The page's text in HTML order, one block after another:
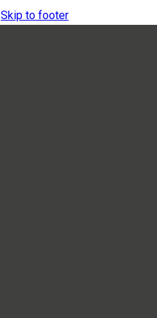
Skip to footer